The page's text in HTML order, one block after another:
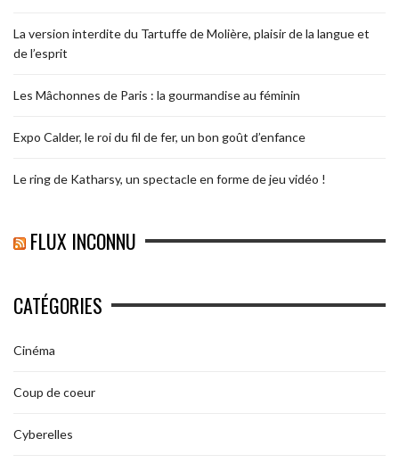
La version interdite du Tartuffe de Molière, plaisir de la langue et
de l’esprit
Les Mâchonnes de Paris : la gourmandise au féminin
Expo Calder, le roi du fil de fer, un bon goût d’enfance
Le ring de Katharsy, un spectacle en forme de jeu vidéo !
FLUX INCONNU
CATÉGORIES
Cinéma
Coup de coeur
Cyberelles